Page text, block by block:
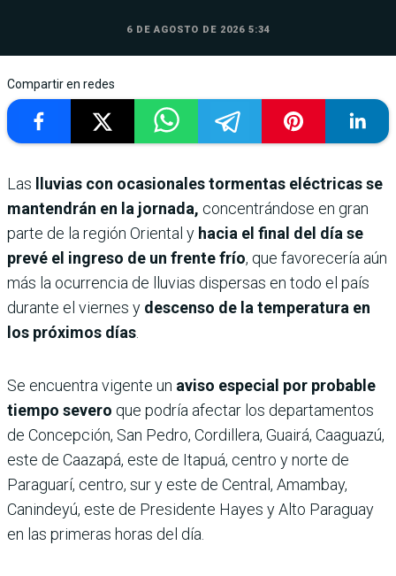
6 DE AGOSTO DE 2026 5:34
Compartir en redes
Las lluvias con ocasionales tormentas eléctricas se
mantendrán en la jornada, concentrándose en gran
parte de la región Oriental y hacia el final del día se
prevé el ingreso de un frente frío, que favorecería aún
más la ocurrencia de lluvias dispersas en todo el país
durante el viernes y descenso de la temperatura en
los próximos días
Se encuentra vigente un aviso especial por probable
tiempo severo que podría afectar los departamentos
de Concepción, San Pedro, Cordillera, Guairá, Caaguazú,
este de Caazapá, este de Itapuá, centro y norte de
Paraguarí, centro, sur y este de Central, Amambay,
Canindeyú, este de Presidente Hayes y Alto Paraguay
en las primeras horas del día.